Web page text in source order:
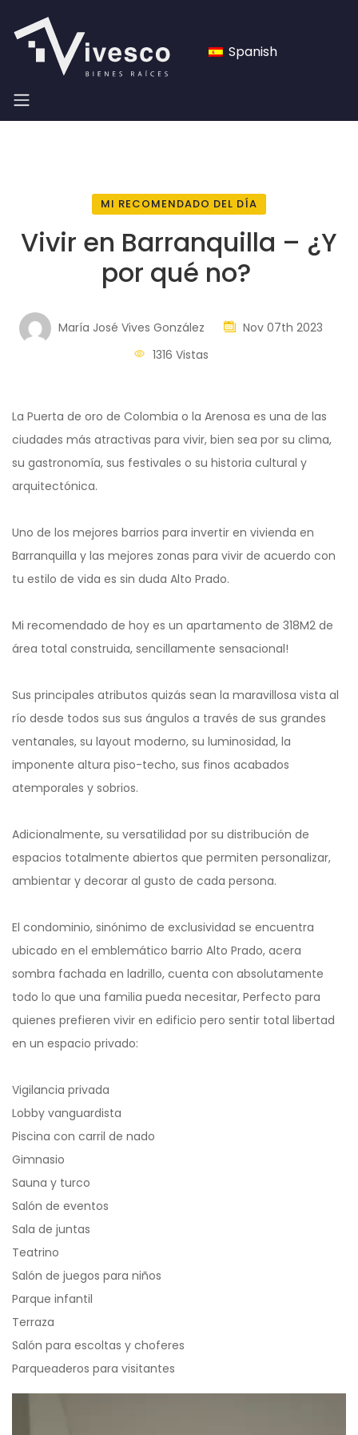
Spanish
MI RECOMENDADO DEL DÍA
Vivir en Barranquilla – ¿Y
por qué no?
María José Vives González
Nov 07th 2023
1316 Vistas
La Puerta de oro de Colombia o la Arenosa es una de las
ciudades más atractivas para vivir, bien sea por su clima,
su gastronomía, sus festivales o su historia cultural y
arquitectónica.
Uno de los mejores barrios para invertir en vivienda en
Barranquilla y las mejores zonas para vivir de acuerdo con
tu estilo de vida es sin duda Alto Prado.
Mi recomendado de hoy es un apartamento de 318M2 de
área total construida, sencillamente sensacional!
Sus principales atributos quizás sean la maravillosa vista al
río desde todos sus sus ángulos a través de sus grandes
ventanales, su layout moderno, su luminosidad, la
imponente altura piso-techo, sus finos acabados
atemporales y sobrios.
Adicionalmente, su versatilidad por su distribución de
espacios totalmente abiertos que permiten personalizar,
ambientar y decorar al gusto de cada persona.
El condominio, sinónimo de exclusividad se encuentra
ubicado en el emblemático barrio Alto Prado, acera
sombra fachada en ladrillo, cuenta con absolutamente
todo lo que una familia pueda necesitar, Perfecto para
quienes prefieren vivir en edificio pero sentir total libertad
en un espacio privado:
Vigilancia privada
Lobby vanguardista
Piscina con carril de nado
Gimnasio
Sauna y turco
Salón de eventos
Sala de juntas
Teatrino
Salón de juegos para niños
Parque infantil
Terraza
Salón para escoltas y choferes
Parqueaderos para visitantes